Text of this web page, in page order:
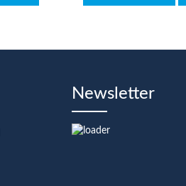
Newsletter